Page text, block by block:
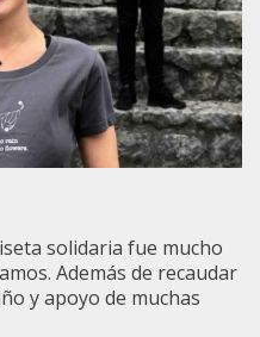
solidaria fue mucho
Además de recaudar
y apoyo de muchas